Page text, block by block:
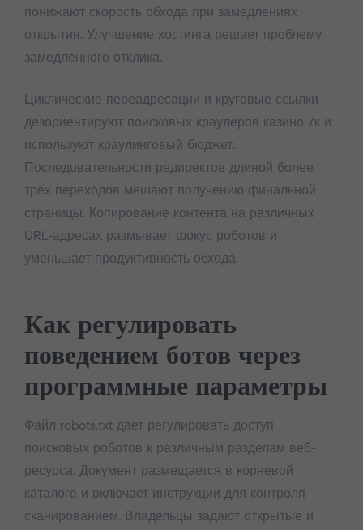
понижают скорость обхода при замедлениях
открытия. Улучшение хостинга решает проблему
замедленного отклика.
Циклические переадресации и круговые ссылки
дезориентируют поисковых краулеров казино 7к и
используют краулинговый бюджет.
Последовательности редиректов длиной более
трёх переходов мешают получению финальной
страницы. Копирование контента на различных
URL-адресах размывает фокус роботов и
уменьшает продуктивность обхода.
Как регулировать
поведением ботов через
программные параметры
Файл robots.txt дает регулировать доступ
поисковых роботов к различным разделам веб-
ресурса. Документ размещается в корневой
каталоге и включает инструкции для контроля
сканированием. Владельцы задают открытые и